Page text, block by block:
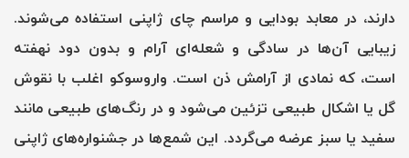
دارند، در معابد بودایی و مراسم چای ژاپنی استفاده می‌شوند.
زیبایی آن‌ها در سادگی و شعله‌ای آرام و بدون دود نهفته
است، که نمادی از آرامش ذن است. واروسوکو اغلب با نقوش
گل یا اشکال طبیعی تزئین می‌شود و در رنگ‌های طبیعی مانند
سفید یا سبز عرضه می‌گردد. این شمع‌ها در جشنواره‌های ژاپنی